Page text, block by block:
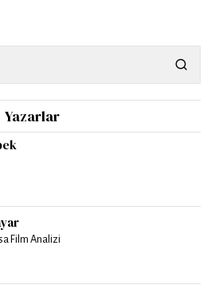
Yazarlar
Film Analizi